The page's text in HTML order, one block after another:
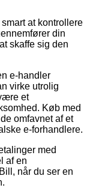
at kontrollere
din
skaffe sig den
e-handler
virke utrolig
et
Køb med
omfavnet af et
e-forhandlere.
med
af en
når du ser en